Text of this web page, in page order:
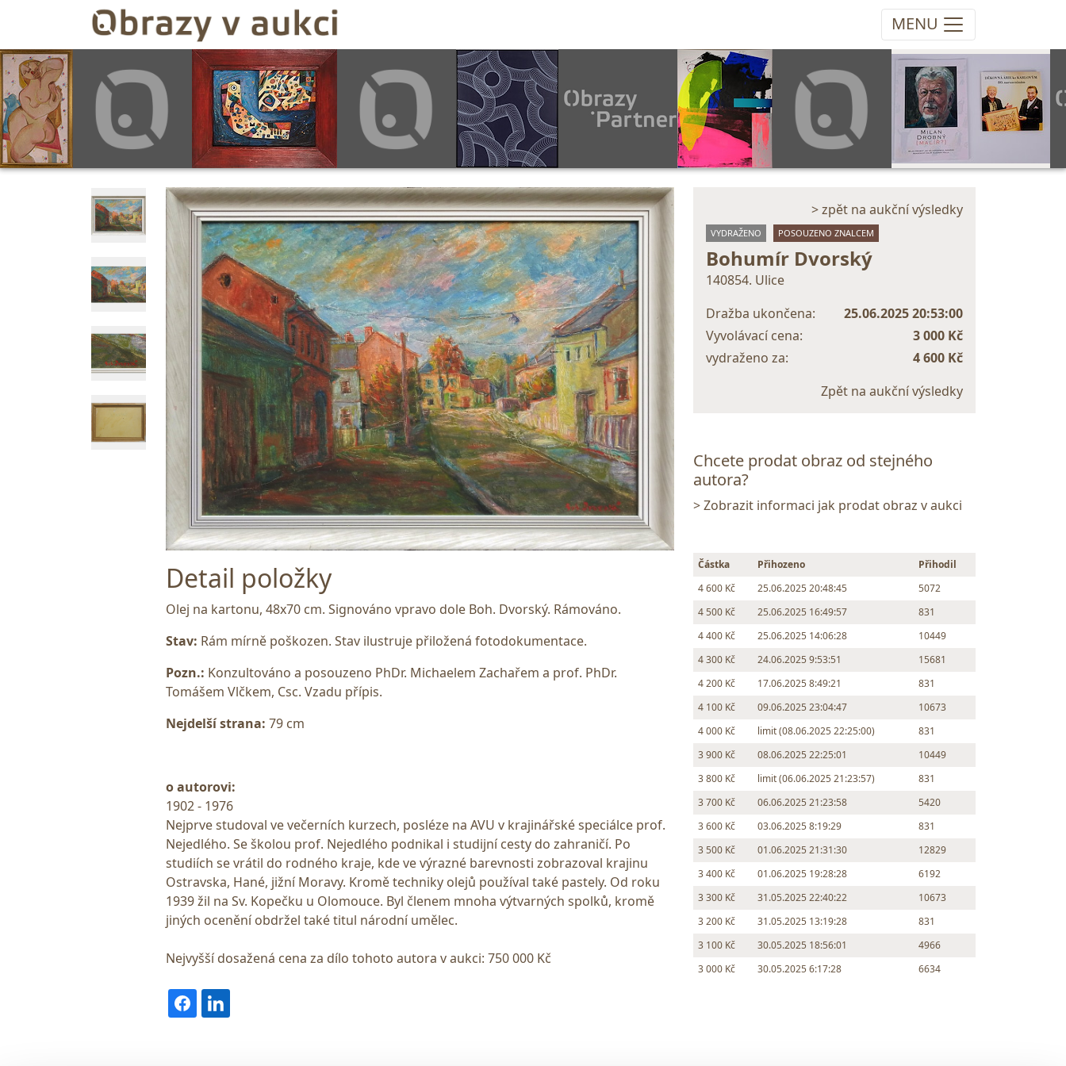
MENU
Detail položky
Olej na kartonu, 48x70 cm. Signováno vpravo dole Boh. Dvorský. Rámováno.
Stav: Rám mírně poškozen. Stav ilustruje přiložená fotodokumentace.
Pozn.: Konzultováno a posouzeno PhDr. Michaelem Zachařem a prof. PhDr.
Tomášem Vlčkem, Csc. Vzadu přípis.
Nejdelší strana: 79 cm
o autorovi:
1902 - 1976
Nejprve studoval ve večerních kurzech, posléze na AVU v krajinářské speciálce prof.
Nejedlého. Se školou prof. Nejedlého podnikal i studijní cesty do zahraničí. Po
studiích se vrátil do rodného kraje, kde ve výrazné barevnosti zobrazoval krajinu
Ostravska, Hané, jižní Moravy. Kromě techniky olejů používal také pastely. Od roku
1939 žil na Sv. Kopečku u Olomouce. Byl členem mnoha výtvarných spolků, kromě
jiných ocenění obdržel také titul národní umělec.
Nejvyšší dosažená cena za dílo tohoto autora v aukci: 750 000 Kč
> zpět na aukční výsledky
VYDRAŽENO POSOUZENO ZNALCEM
Bohumír Dvorský
140854. Ulice
Dražba ukončena:
25.06.2025 20:53:00
Vyvolávací cena:
3 000 Kč
vydraženo za:
4 600 Kč
Zpět na aukční výsledky
Chcete prodat obraz od stejného
autora?
> Zobrazit informaci jak prodat obraz v aukci
Částka Přihozeno
Přihodil
4 600 Kč
25.06.2025 20:48:45
5072
4 500 Kč
25.06.2025 16:49:57
831
4 400 Kč
25.06.2025 14:06:28
10449
4 300 Kč
24.06.2025 9:53:51
15681
4 200 Kč
17.06.2025 8:49:21
831
4 100 Kč
09.06.2025 23:04:47
10673
4 000 Kč
limit (08.06.2025 22:25:00)
831
3 900 Kč
08.06.2025 22:25:01
10449
3 800 Kč
limit (06.06.2025 21:23:57)
831
3 700 Kč
06.06.2025 21:23:58
5420
3 600 Kč
03.06.2025 8:19:29
831
3 500 Kč
01.06.2025 21:31:30
12829
3 400 Kč
01.06.2025 19:28:28
6192
3 300 Kč
31.05.2025 22:40:22
10673
3 200 Kč
31.05.2025 13:19:28
831
3 100 Kč
30.05.2025 18:56:01
4966
3 000 Kč
30.05.2025 6:17:28 6634